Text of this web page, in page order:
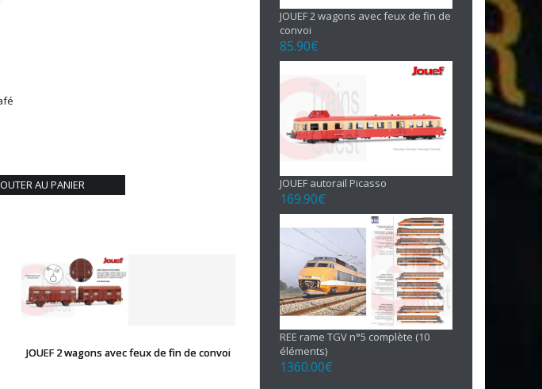
AU PANIER
JOUEF 2 wagons avec feux de fin de convoi
JOUEF 2 wagons avec feux de fin de
convoi
85.90€
JOUEF autorail Picasso
169.90€
REE rame TGV n°5 complète (10
éléments)
1360.00€